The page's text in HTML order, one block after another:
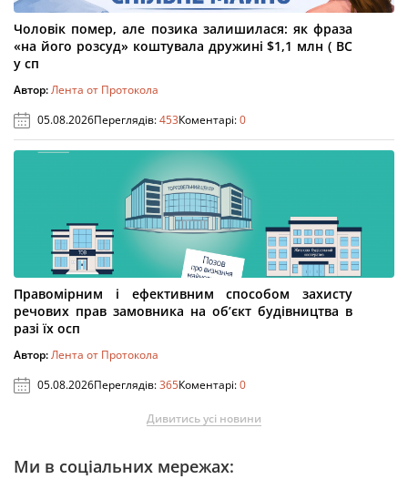
Чоловік помер, але позика залишилася: як фраза
«на його розсуд» коштувала дружині $1,1 млн ( ВС
у сп
Автор:Лента от Протокола
05.08.2026Переглядів:453Коментарі:0
Правомірним і ефективним способом захисту
речових прав замовника на об’єкт будівництва в
разі їх осп
Автор:Лента от Протокола
05.08.2026Переглядів:365Коментарі:0
Дивитись усі новини
Ми в соціальних мережах: